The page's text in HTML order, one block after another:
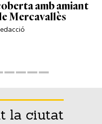
amb amiant
Mercavallès
la ciutat